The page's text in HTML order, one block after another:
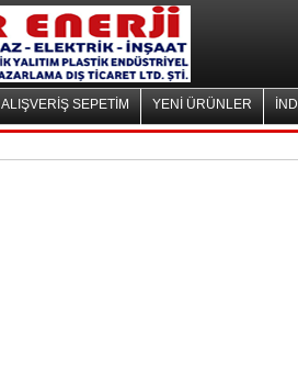
ALIŞVERİŞ SEPETİM YENİ ÜRÜNLER